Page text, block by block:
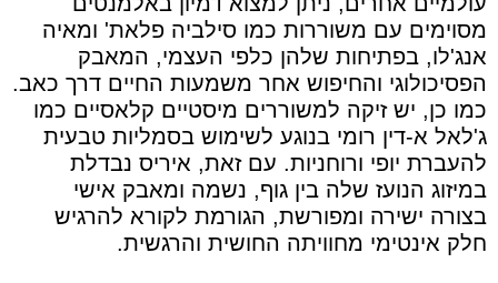
מסוימים עם משוררות כמו סילביה פלאת' ומאיה
אנג'לו, בפתיחות שלהן כלפי העצמי, המאבק
הפסיכולוגי והחיפוש אחר משמעות החיים דרך כאב.
כמו כן, יש זיקה למשוררים מיסטיים קלאסיים כמו
ג'לאל א-דין רומי בנוגע לשימוש בסמליות טבעית
להעברת יופי ורוחניות. עם זאת, איריס נבדלת
במיזוג הנועז שלה בין גוף, נשמה ומאבק אישי
בצורה ישירה ומפורשת, הגורמת לקורא להרגיש
חלק אינטימי מחוויתה החושית והרגשית.